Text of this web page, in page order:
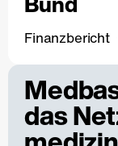
Finanzbericht
das